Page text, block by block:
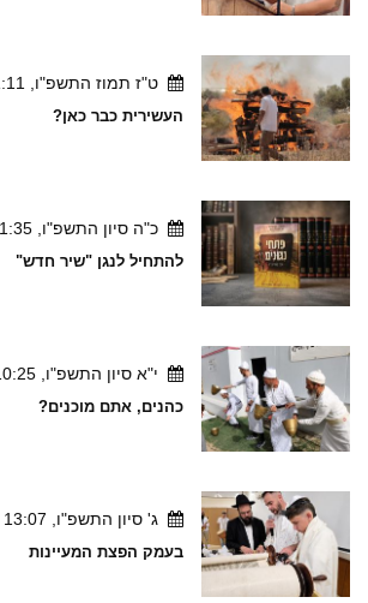
ט"ז תמוז התשפ"ו, 11:11
העשירית כבר כאן?
כ"ה סיון התשפ"ו, 11:35
להתחיל לנגן "שיר חדש"
י"א סיון התשפ"ו, 10:25
כהנים, אתם מוכנים?
ג' סיון התשפ"ו, 13:07
בעמק הפצת המעיינות